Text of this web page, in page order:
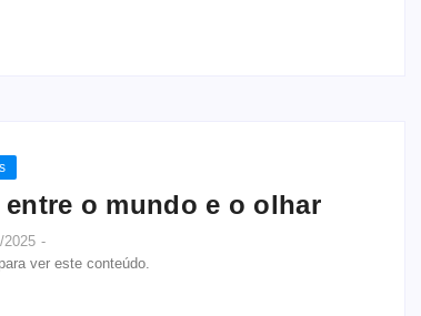
o mundo e o olhar
2025 -
ver este conteúdo.